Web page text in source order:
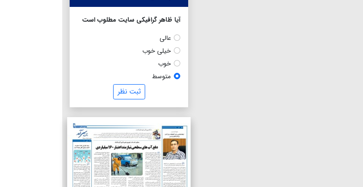
آیا ظاهر گرافیکی سایت مطلوب است
عالی
خیلی خوب
خوب
متوسط
ثبت نظر